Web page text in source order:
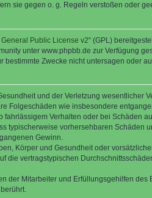
sie gegen o. g. Regeln verstoßen oder
Public License v2“ (GPL)
unter www.phpbb.de zur Verfügung
Zwecke nicht untersagen oder
und der Verletzung
Folgeschäden wie insbesondere
Verhalten oder bei Schäden
typischerweise vorhersehbaren
Gewinn.
Körper und Gesundheit oder
vertragstypischen
der Mitarbeiter und Erfüllungsgehilfen des